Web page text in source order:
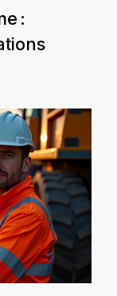
: